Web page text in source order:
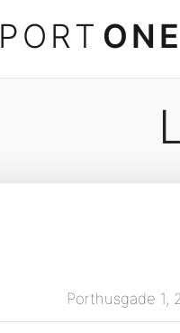
PORT ONE
Porthusgade 1,